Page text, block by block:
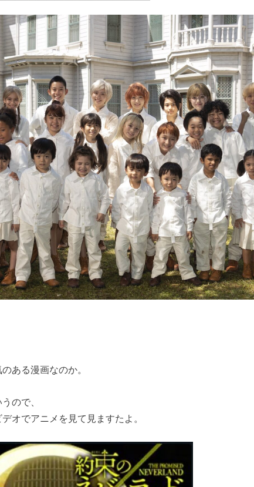
ある漫画なのか。
ので、
オでアニメを見て見ますたよ。